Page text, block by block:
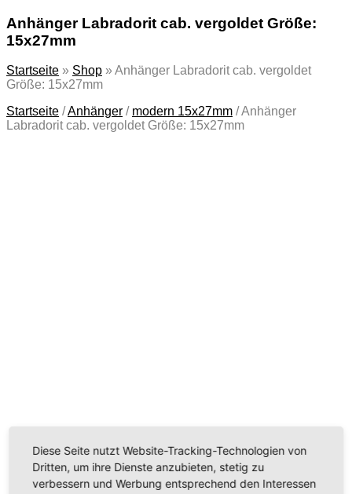
Anhänger Labradorit cab. vergoldet Größe:
15x27mm
Startseite » Shop »Anhänger Labradorit cab. vergoldet
Größe: 15x27mm
Startseite /Anhänger / modern 15x27mm /Anhänger
Labradorit cab. vergoldet Größe: 15x27mm
Powered byUsercentrics Consent Management
Platform
Diese Seite nutzt Website-Tracking-Technologien von
Dritten, um ihre Dienste anzubieten, stetig zu
verbessern und Werbung entsprechend den Interessen